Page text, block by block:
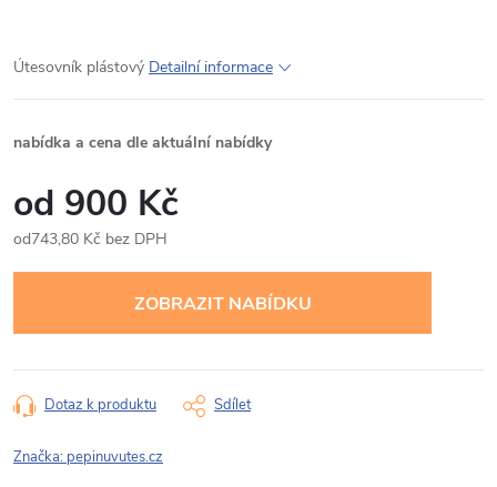
Útesovník plástový Detailní informace
nabídka a cena dle aktuální nabídky
900 Kč
743,80 Kč bez DPH
Dotaz k produktu Sdílet
Značka: pepinuvutes.cz